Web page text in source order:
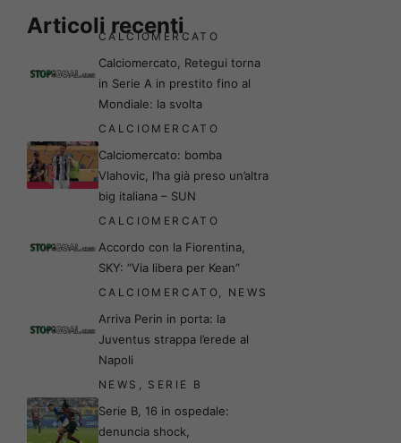
Articoli recenti
CALCIOMERCATO
Calciomercato, Retegui torna
in Serie A in prestito fino al
Mondiale: la svolta
CALCIOMERCATO
Calciomercato: bomba
Vlahovic, l’ha già preso un’altra
big italiana – SUN
CALCIOMERCATO
Accordo con la Fiorentina,
SKY: “Via libera per Kean”
CALCIOMERCATO NEWS
Arriva Perin in porta: la
Juventus strappa l’erede al
Napoli
NEWS SERIE B
Serie B, 16 in ospedale:
denuncia shock,